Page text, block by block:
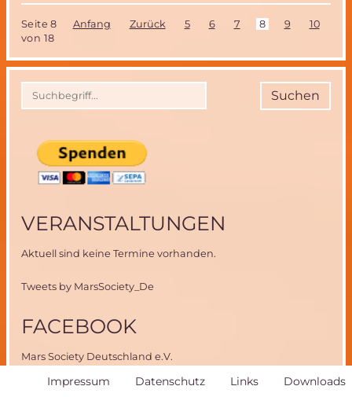
für
Mission
Seite 8
von 18
Anfang Zurück 5 6 7 8 9 10
Suchen
VERANSTALTUNGEN
Aktuell sind keine Termine vorhanden.
Tweets by MarsSociety_De
FACEBOOK
Mars Society Deutschland e.V.
NavigationImpressum Datenschutz Links Downloads